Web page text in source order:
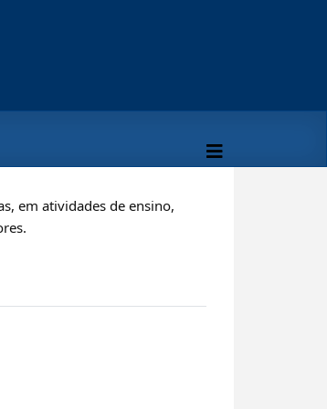
em atividades de ensino,